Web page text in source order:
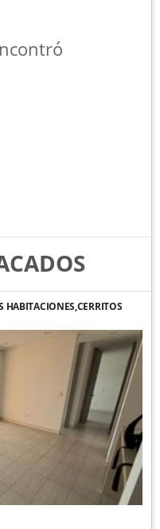
HABITACIONES,CERRITOS